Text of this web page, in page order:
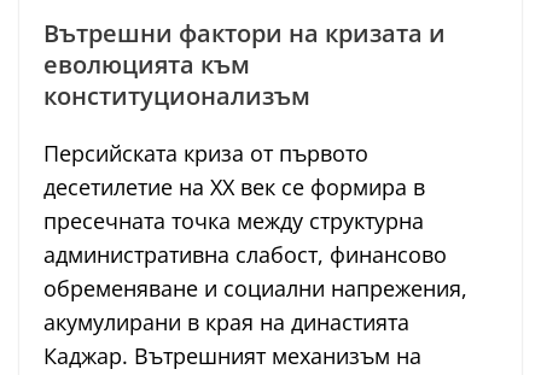
Вътрешни фактори на кризата и
еволюцията към
конституционализъм
Персийската криза от първото
десетилетие на XX век се формира в
пресечната точка между структурна
административна слабост, финансово
обременяване и социални напрежения,
акумулирани в края на династията
Каджар. Вътрешният механизъм на